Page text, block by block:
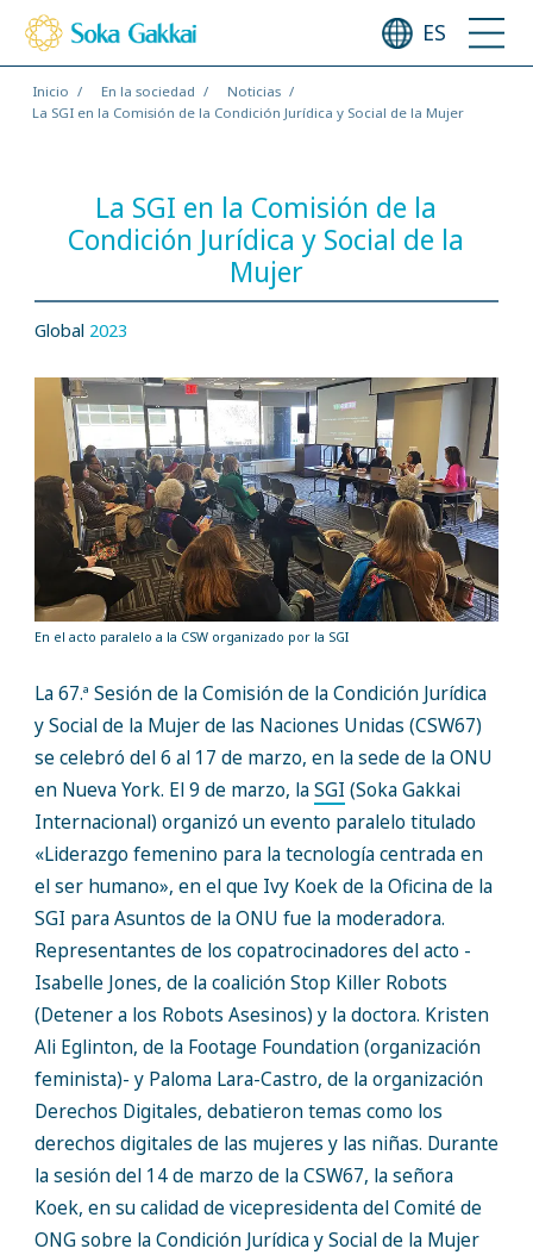
ES
Inicio En la sociedad
Noticias
La SGI en la Comisión de la Condición Jurídica y Social de la Mujer
La SGI en la Comisión de la
Condición Jurídica y Social de la
Mujer
Global 2023
En el acto paralelo a la CSW organizado por la SGI
La 67.ª Sesión de la Comisión de la Condición Jurídica
y Social de la Mujer de las Naciones Unidas (CSW67)
se celebró del 6 al 17 de marzo, en la sede de la ONU
en Nueva York. El 9 de marzo, laSGI (Soka Gakkai
Internacional) organizó un evento paralelo titulado
«Liderazgo femenino para la tecnología centrada en
el ser humano», en el que Ivy Koek de la Oficina de la
SGI para Asuntos de la ONU fue la moderadora.
Representantes de los copatrocinadores del acto -
Isabelle Jones, de la coalición Stop Killer Robots
(Detener a los Robots Asesinos) y la doctora. Kristen
Ali Eglinton, de la Footage Foundation (organización
feminista)- y Paloma Lara-Castro, de la organización
Derechos Digitales, debatieron temas como los
derechos digitales de las mujeres y las niñas. Durante
la sesión del 14 de marzo de la CSW67, la señora
Koek, en su calidad de vicepresidenta del Comité de
ONG sobre la Condición Jurídica y Social de la Mujer